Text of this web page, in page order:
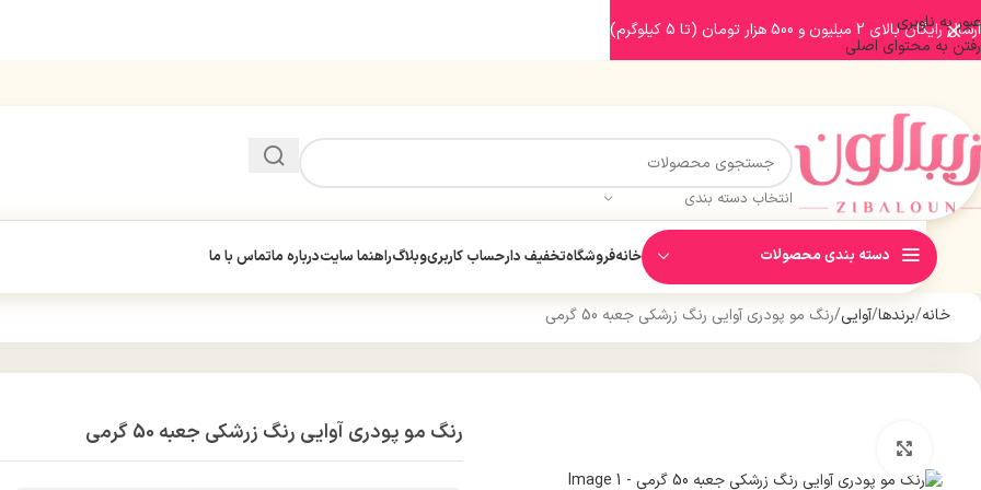
عبور به ناوبری
رفتن به محتوای اصلی
انتخاب دسته بندی
دسته بندی محصولات خانهفروشگاهتخفیف دارحساب کاربریوبلاگراهنما سایتدرباره ماتماس با ما
خانه برندها آوایی رنگ مو پودری آوایی رنگ زرشکی جعبه 50 گرمی
رنگ مو پودری آوایی رنگ زرشکی جعبه 50 گرمی
ارسال رایگان بالای 2 میلیون و 500 هزار تومان (تا 5 کیلوگرم)